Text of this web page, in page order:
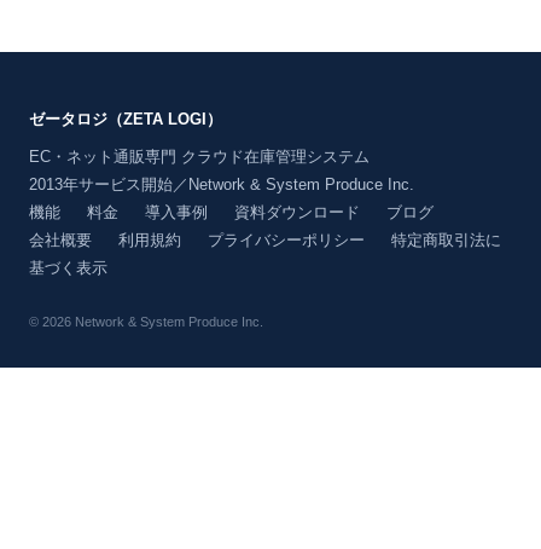
ゼータロジ（ZETA LOGI）
EC・ネット通販専門 クラウド在庫管理システム
2013年サービス開始／Network & System Produce Inc.
機能
料金 導入事例 資料ダウンロード
ブログ
会社概要
利用規約 プライバシーポリシー
特定商取引法に
基づく表示
© 2026 Network & System Produce Inc.